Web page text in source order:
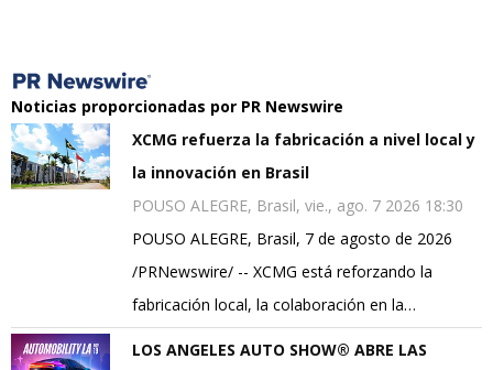
Noticias proporcionadas por PR Newswire
XCMG refuerza la fabricación a nivel local y
la innovación en Brasil
POUSO ALEGRE, Brasil, vie., ago. 7 2026 18:30
POUSO ALEGRE, Brasil, 7 de agosto de 2026
/PRNewswire/ -- XCMG está reforzando la
fabricación local, la colaboración en la…
LOS ANGELES AUTO SHOW® ABRE LAS